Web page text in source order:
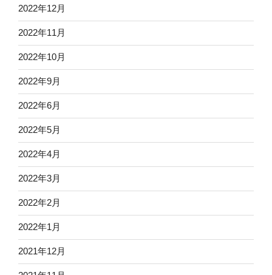
2022年12月
2022年11月
2022年10月
2022年9月
2022年6月
2022年5月
2022年4月
2022年3月
2022年2月
2022年1月
2021年12月